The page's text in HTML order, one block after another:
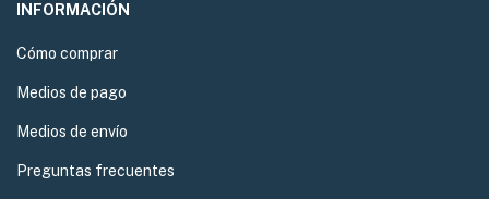
INFORMACIÓN
Cómo comprar
Medios de pago
Medios de envío
Preguntas frecuentes